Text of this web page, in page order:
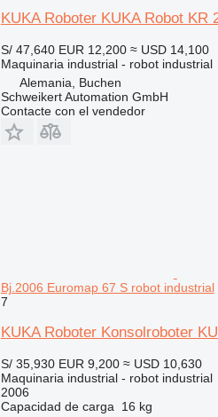
KUKA Roboter KUKA Robot
S/ 47,640 EUR 12,200 ≈ USD 14,100
Maquinaria industrial - robot industrial
Alemania, Buchen
Schweikert Automation GmbH
Contacte con el vendedor
Bj.2006 Euromap 67 S robot industrial
7
KUKA Roboter Konsolroboter
S/ 35,930 EUR 9,200 ≈ USD 10,630
Maquinaria industrial - robot industrial
2006
Capacidad de carga
16 kg